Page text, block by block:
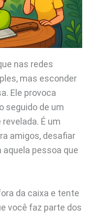
nas redes
mas esconder
Ele provoca
seguido de um
É um
amigos, desafiar
aquela pessoa que
da caixa e tente
você faz parte dos